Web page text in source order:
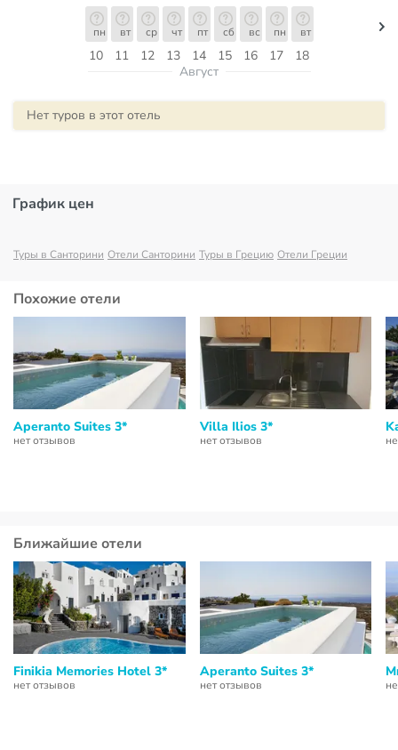
10
пн
11
вт
12
ср
13
чт
14
пт
15
сб
16
вс
17
пн
18
вт
Август
Нет туров в этот отель
График цен
Туры в Санторини Отели Санторини Туры в Грецию Отели Греции
Похожие отели
Aperanto Suites 3*
нет отзывов
Villa Ilios 3*
нет отзывов
Ближайшие отели
Finikia Memories Hotel 3*
нет отзывов
Aperanto Suites 3*
нет отзывов